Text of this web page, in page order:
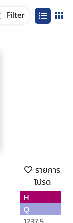
Filter
รายการ
โปรด
H
Q